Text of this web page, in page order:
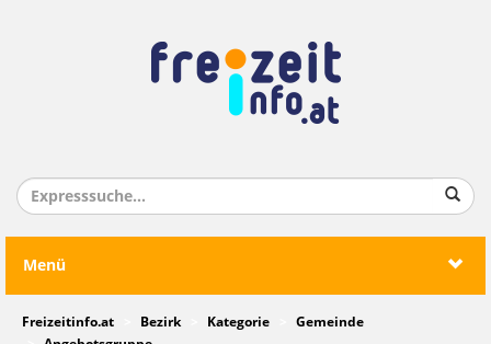
Menü
Freizeitinfo.at Bezirk Kategorie
Gemeinde